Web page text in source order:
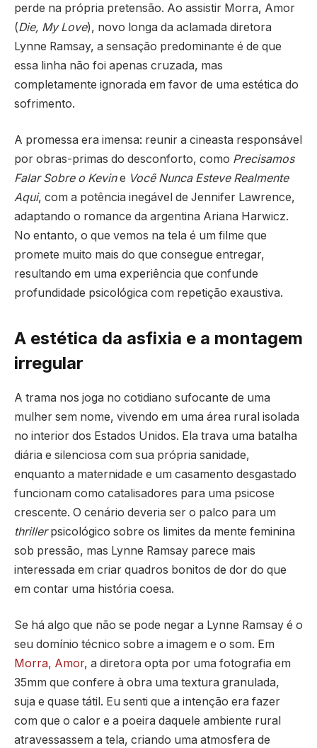
perde na própria pretensão. Ao assistir Morra, Amor
(Die, My Love), novo longa da aclamada diretora
Lynne Ramsay, a sensação predominante é de que
essa linha não foi apenas cruzada, mas
completamente ignorada em favor de uma estética do
sofrimento.
A promessa era imensa: reunir a cineasta responsável
por obras-primas do desconforto, como Precisamos
Falar Sobre o Kevine Você Nunca Esteve Realmente
Aqui, com a potência inegável de Jennifer Lawrence,
adaptando o romance da argentina Ariana Harwicz.
No entanto, o que vemos na tela é um filme que
promete muito mais do que consegue entregar,
resultando em uma experiência que confunde
profundidade psicológica com repetição exaustiva.
A estética da asfixia e a montagem
irregular
A trama nos joga no cotidiano sufocante de uma
mulher sem nome, vivendo em uma área rural isolada
no interior dos Estados Unidos. Ela trava uma batalha
diária e silenciosa com sua própria sanidade,
enquanto a maternidade e um casamento desgastado
funcionam como catalisadores para uma psicose
crescente. O cenário deveria ser o palco para um
thrillerpsicológico sobre os limites da mente feminina
sob pressão, mas Lynne Ramsay parece mais
interessada em criar quadros bonitos de dor do que
em contar uma história coesa.
Se há algo que não se pode negar a Lynne Ramsay é o
seu domínio técnico sobre a imagem e o som. Em
Morra, Amor, a diretora opta por uma fotografia em
35mm que confere à obra uma textura granulada,
suja e quase tátil. Eu senti que a intenção era fazer
com que o calor e a poeira daquele ambiente rural
atravessassem a tela, criando uma atmosfera de